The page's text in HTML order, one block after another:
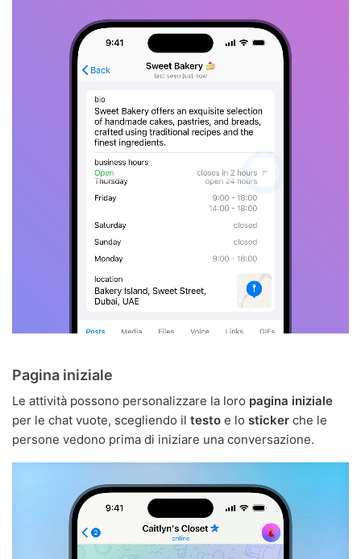
Pagina iniziale
Le attività possono personalizzare la loro pagina iniziale
per le chat vuote, scegliendo il testo e lo sticker che le
persone vedono prima di iniziare una conversazione.